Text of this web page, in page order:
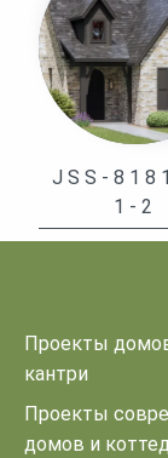
JSS-
1-2
Проекты
кантри
Проекты
домов и